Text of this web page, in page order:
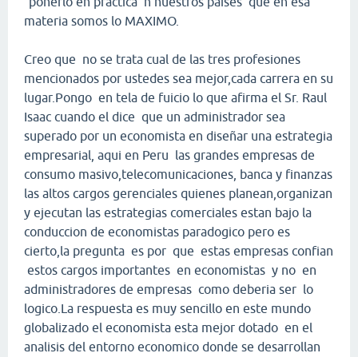
materia somos lo MAXIMO.
Creo que no se trata cual de las tres profesiones
mencionados por ustedes sea mejor,cada carrera en su
lugar.Pongo en tela de fuicio lo que afirma el Sr. Raul
Isaac cuando el dice que un administrador sea
superado por un economista en diseñar una estrategia
empresarial, aqui en Peru las grandes empresas de
consumo masivo,telecomunicaciones, banca y finanzas
las altos cargos gerenciales quienes planean,organizan
y ejecutan las estrategias comerciales estan bajo la
conduccion de economistas paradogico pero es
cierto,la pregunta es por que estas empresas confian
estos cargos importantes en economistas y no en
administradores de empresas como deberia ser lo
logico.La respuesta es muy sencillo en este mundo
globalizado el economista esta mejor dotado en el
analisis del entorno economico donde se desarrollan